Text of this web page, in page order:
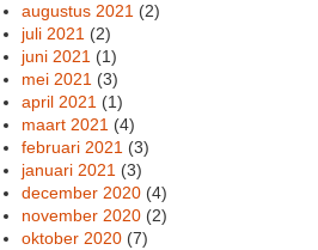
augustus 2021 (2)
juli 2021 (2)
juni 2021 (1)
mei 2021 (3)
april 2021 (1)
maart 2021 (4)
februari 2021 (3)
januari 2021 (3)
december 2020 (4)
november 2020 (2)
oktober 2020 (7)